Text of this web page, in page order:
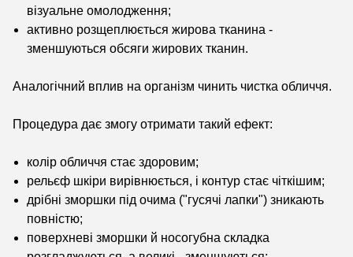
візуальне омолодження;
активно розщеплюється жирова тканина -
зменшуються обсяги жирових тканин.
Аналогічний вплив на організм чинить чистка обличчя.
Процедура дає змогу отримати такий ефект:
колір обличчя стає здоровим;
рельєф шкіри вирівнюється, і контур стає чіткішим;
дрібні зморшки під очима ("гусячі лапки") зникають
повністю;
поверхневі зморшки й носогубна складка